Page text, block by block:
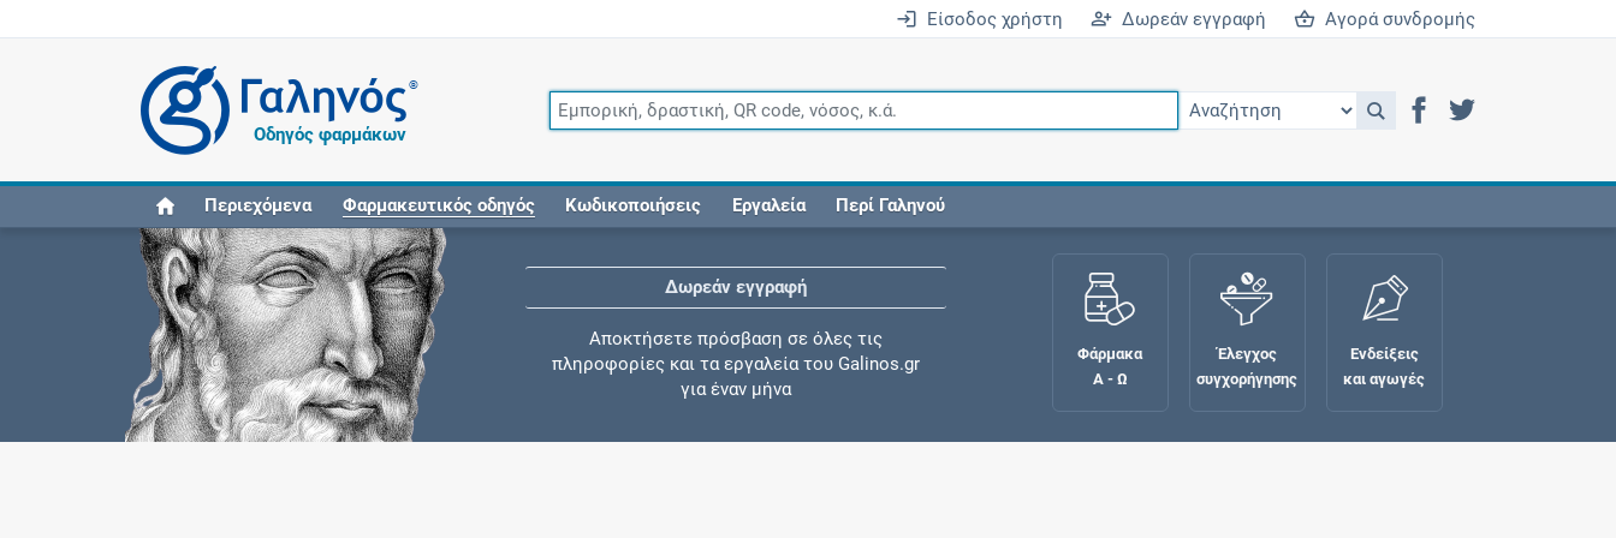
Είσοδος χρήστη Δωρεάν εγγραφή Αγορά συνδρομής
®
Οδηγός φαρμάκων
Περιεχόμενα Φαρμακευτικός οδηγός Κωδικοποιήσεις Εργαλεία Περί Γαληνού
Δωρεάν εγγραφή
Αποκτήσετε πρόσβαση σε όλες τις
πληροφορίες και τα εργαλεία του Galinos.gr
για έναν μήνα
Φάρμακα
Α - Ω
Έλεγχος
συγχορήγησης
Ενδείξεις
και αγωγές